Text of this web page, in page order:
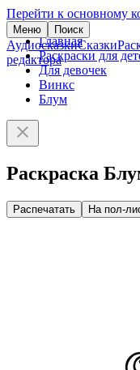
Перейти к основному
Меню Поиск
АудиосказкиСказки
редактора
Главная
Раскраски для
Для девочек
Винкс
Блум
Раскраска
Распечатать На пол-